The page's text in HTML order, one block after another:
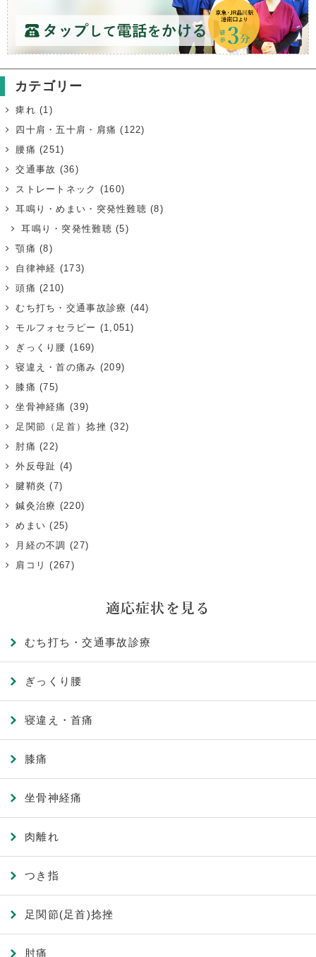
カテゴリー
痺れ (1)
四十肩・五十肩・肩痛 (122)
腰痛 (251)
交通事故 (36)
ストレートネック (160)
耳鳴り・めまい・突発性難聴 (8)
耳鳴り・突発性難聴 (5)
顎痛 (8)
自律神経 (173)
頭痛 (210)
むち打ち・交通事故診療 (44)
モルフォセラピー (1,051)
ぎっくり腰 (169)
寝違え・首の痛み (209)
膝痛 (75)
坐骨神経痛 (39)
足関節（足首）捻挫 (32)
肘痛 (22)
外反母趾 (4)
腱鞘炎 (7)
鍼灸治療 (220)
めまい (25)
月経の不調 (27)
肩コリ (267)
適応症状を見る
むち打ち・交通事故診療
ぎっくり腰
寝違え・首痛
膝痛
坐骨神経痛
肉離れ
つき指
足関節(足首)捻挫
肘痛